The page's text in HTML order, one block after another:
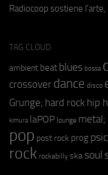
Radiocoop sostiene
TAG CLOUD
ambient beat blues bossa
crossover dance disco
Grunge; hard rock hip
kimura laPOP lounge metal;
pop post rock prog
rock rockabilly ska soul